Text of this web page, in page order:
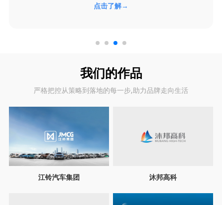
点击了解→
我们的作品
严格把控从策略到落地的每一步,助力品牌走向生活
江铃汽车集团 沐邦高科